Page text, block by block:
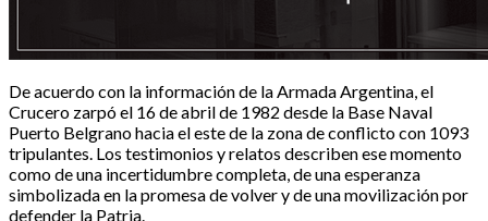
De acuerdo con la información de la Armada Argentina, el
Crucero zarpó el 16 de abril de 1982 desde la Base Naval
Puerto Belgrano hacia el este de la zona de conflicto con 1093
tripulantes. Los testimonios y relatos describen ese momento
como de una incertidumbre completa, de una esperanza
simbolizada en la promesa de volver y de una movilización por
defender la Patria.